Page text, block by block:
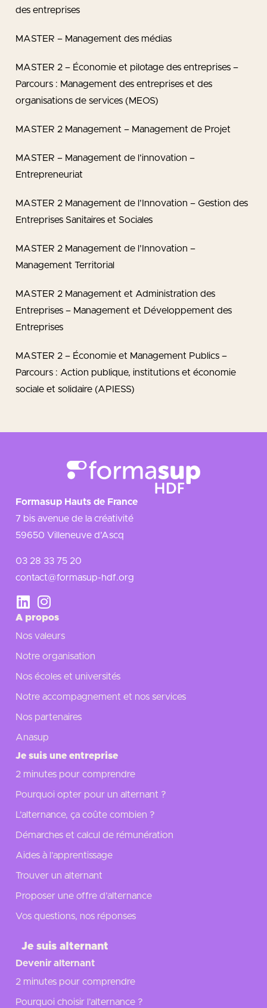
des entreprises
MASTER – Management des médias
MASTER 2 – Économie et pilotage des entreprises –
Parcours : Management des entreprises et des
organisations de services (MEOS)
MASTER 2 Management – Management de Projet
MASTER – Management de l’innovation –
Entrepreneuriat
MASTER 2 Management de l’Innovation – Gestion des
Entreprises Sanitaires et Sociales
MASTER 2 Management de l’Innovation –
Management Territorial
MASTER 2 Management et Administration des
Entreprises – Management et Développement des
Entreprises
MASTER 2 – Économie et Management Publics –
Parcours : Action publique, institutions et économie
sociale et solidaire (APIESS)
Formasup Hauts de France
7 bis avenue de la créativité
59650 Villeneuve d’Ascq
03 28 33 75 20
contact@formasup-hdf.org
A propos
Nos valeurs
Notre organisation
Nos écoles et universités
Notre accompagnement et nos services
Nos partenaires
Anasup
Je suis une entreprise
2 minutes pour comprendre
Pourquoi opter pour un alternant ?
L’alternance, ça coûte combien ?
Démarches et calcul de rémunération
Aides à l’apprentissage
Trouver un alternant
Proposer une offre d’alternance
Vos questions, nos réponses
Je suis alternant
Devenir alternant
2 minutes pour comprendre
Pourquoi choisir l’alternance ?